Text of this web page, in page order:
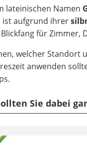
lateinischen Namen
ist aufgrund ihrer
für Zimmer,
welcher
anwenden
Sie dabei